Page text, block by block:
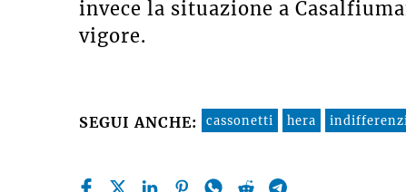
invece la situazione a
vigore.
SEGUI ANCHE: cassonetti hera